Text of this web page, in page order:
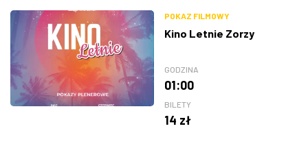
POKAZ FILMOWY
Kino Letnie Zorzy
GODZINA
01:00
BILETY
14 zł